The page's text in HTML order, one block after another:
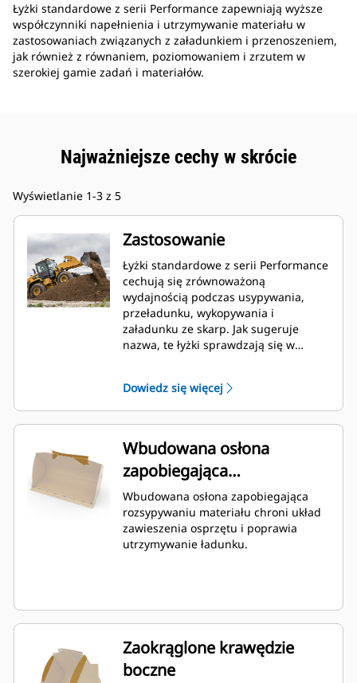
Łyżki standardowe z serii Performance zapewniają wyższe
współczynniki napełnienia i utrzymywanie materiału w
zastosowaniach związanych z załadunkiem i przenoszeniem,
jak również z równaniem, poziomowaniem i zrzutem w
szerokiej gamie zadań i materiałów.
Najważniejsze cechy w skrócie
Wyświetlanie 1-3 z 5
Zastosowanie
Łyżki standardowe z serii Performance
cechują się zrównoważoną
wydajnością podczas usypywania,
przeładunku, wykopywania i
załadunku ze skarp. Jak sugeruje
nazwa, te łyżki sprawdzają się w
standardowych siłach odspajania i
standardowej twardości materiałów.
Idealne do przeciągania materiału do
tyłu i równania. Współczynnik
napełnienia łyżek o zwiększonej
wydajności może wynosić nawet 115%
znamionowej pojemności.
Dowiedz się więcej
Wbudowana osłona
zapobiegająca
rozsypywaniu materiału
Wbudowana osłona zapobiegająca
rozsypywaniu materiału chroni układ
zawieszenia osprzętu i poprawia
utrzymywanie ładunku.
Zaokrąglone krawędzie
boczne